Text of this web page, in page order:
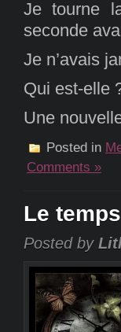
Je tourne
seconde
Je n’avais
Qui est-elle
Une
Posted in
Comments »
Le
Posted by